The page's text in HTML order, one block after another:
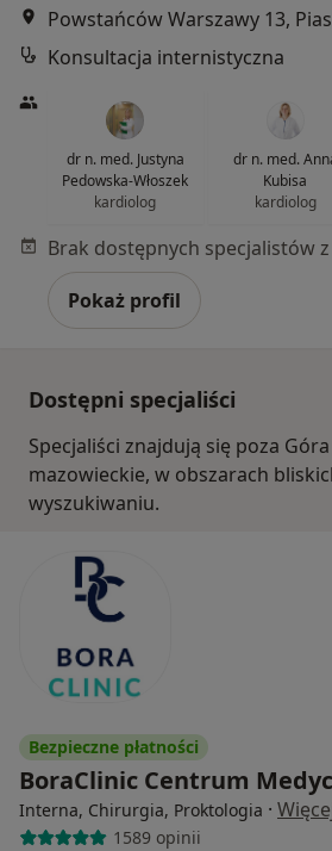
Powstańców Warszawy 13,
Konsultacja internistyczna
dr n. med. Justyna
Pedowska-Włoszek
kardiolog
dr n. med.
Kubisa
kardiolog
Pokaż profil
Dostępni specjaliści
Specjaliści znajdują się poza
mazowieckie, w obszarach
wyszukiwaniu.
Bezpieczne płatności
BoraClinic Centrum
Interna, Chirurgia, Proktologia ·
1589 opinii